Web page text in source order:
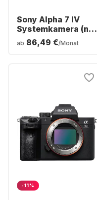
Sony Alpha 7 IV
Systemkamera (nur
Gehäuse)
ab 86,49 €/Monat
-11%